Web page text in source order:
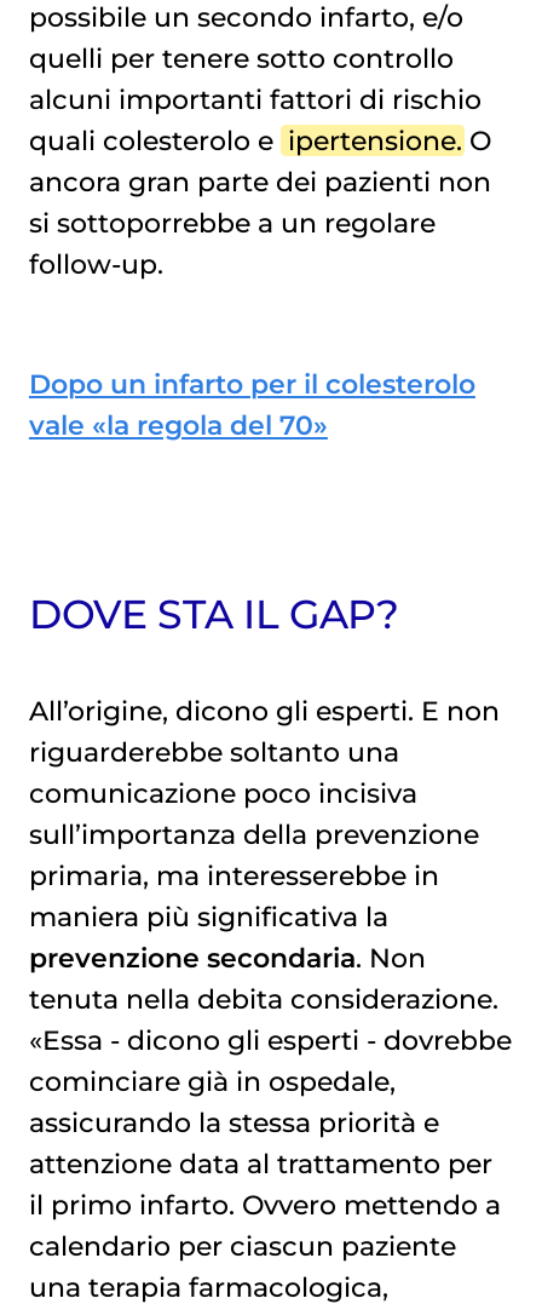
possibile un secondo infarto, e/o
quelli per tenere sotto controllo
alcuni importanti fattori di rischio
quali colesterolo e ipertensione. O
ancora gran parte dei pazienti non
si sottoporrebbe a un regolare
follow-up.
Dopo un infarto per il colesterolo
vale «la regola del 70»
DOVE STA IL GAP?
All’origine, dicono gli esperti. E non
riguarderebbe soltanto una
comunicazione poco incisiva
sull’importanza della prevenzione
primaria, ma interesserebbe in
maniera più significativa la
prevenzione secondaria. Non
tenuta nella debita considerazione.
«Essa - dicono gli esperti - dovrebbe
cominciare già in ospedale,
assicurando la stessa priorità e
attenzione data al trattamento per
il primo infarto. Ovvero mettendo a
calendario per ciascun paziente
una terapia farmacologica,